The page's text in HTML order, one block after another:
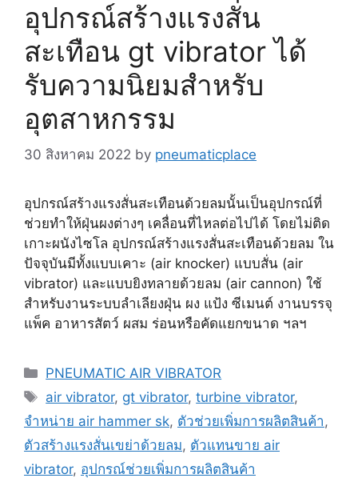
อุปกรณ์สร้างแรงสั่น
สะเทือน gt vibrator ได้
รับความนิยมสำหรับ
อุตสาหกรรม
30 สิงหาคม 2022 by pneumaticplace
อุปกรณ์สร้างแรงสั่นสะเทือนด้วยลมนั้นเป็นอุปกรณ์ที่
ช่วยทำให้ฝุ่นผงต่างๆ เคลื่อนที่ไหลต่อไปได้ โดยไม่ติด
เกาะผนังไซโล อุปกรณ์สร้างแรงสั่นสะเทือนด้วยลม ใน
ปัจจุบันมีทั้งแบบเคาะ (air knocker) แบบสั่น (air
vibrator) และแบบยิงทลายด้วยลม (air cannon) ใช้
สำหรับงานระบบลำเลียงฝุ่น ผง แป้ง ซีเมนต์ งานบรรจุ
แพ็ค อาหารสัตว์ ผสม ร่อนหรือคัดแยกขนาด ฯลฯ
Categories
PNEUMATIC AIR VIBRATOR
Tags
air vibrator, gt vibrator,turbine vibrator,
จำหน่าย air hammer sk, ตัวช่วยเพิ่มการผลิตสินค้า ,
ตัวสร้างแรงสั่นเขย่าด้วยลม, ตัวแทนขาย air
vibrator, อุปกรณ์ช่วยเพิ่มการผลิตสินค้า